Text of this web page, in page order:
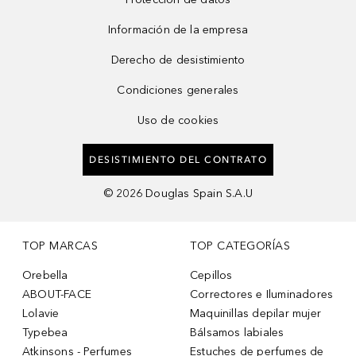
Información de la empresa
Derecho de desistimiento
Condiciones generales
Uso de cookies
DESISTIMIENTO DEL CONTRATO
© 2026 Douglas Spain S.A.U
TOP MARCAS
Orebella
ABOUT-FACE
Lolavie
Typebea
Atkinsons - Perfumes
TOP CATEGORÍAS
Cepillos
Correctores e Iluminadores
Maquinillas depilar mujer
Bálsamos labiales
Estuches de perfumes de